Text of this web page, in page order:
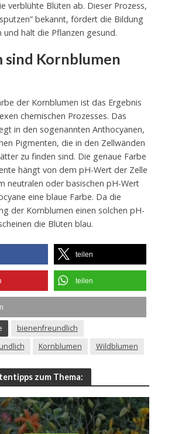
verblühte Blüten ab. Dieser Prozess,
bekannt, fördert die Bildung
und hält die Pflanzen gesund.
sind Kornblumen
der Kornblumen ist das Ergebnis
chemischen Prozesses. Das
in den sogenannten Anthocyanen,
Pigmenten, die in den Zellwänden
zu finden sind. Die genaue Farbe
hängt von dem pH-Wert der Zelle
neutralen oder basischen pH-Wert
eine blaue Farbe. Da die
der Kornblumen einen solchen pH-
die Blüten blau.
teilen
teilen
bienenfreundlich
Kornblumen Wildblumen
zum Thema: